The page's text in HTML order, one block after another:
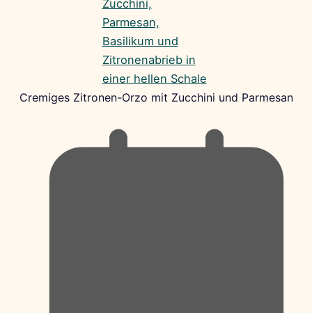
Cremiges Zitronen-Orzo mit Zucchini und Parmesan